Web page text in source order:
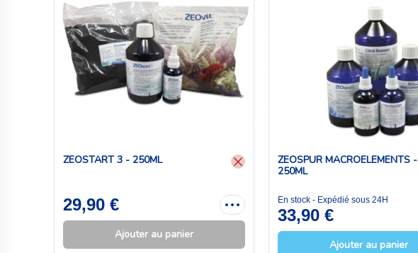
ZEOSTART 3 - 250ML
29,90 €
Ajouter au panier
ZEOSPUR MACROELEMENTS -
250ML
En stock - Expédié sous 24H
33,90 €
Ajouter au panier